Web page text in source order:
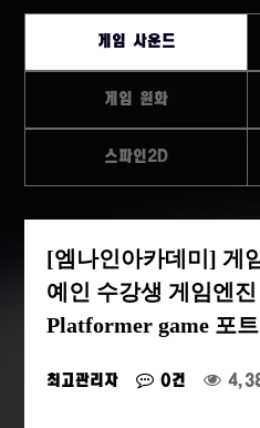
게임 사운드
게임 원화
스파인2D
[엠나인아카데미] 게
예인 수강생 게임엔
Platformer game 포
최고관리자 0건